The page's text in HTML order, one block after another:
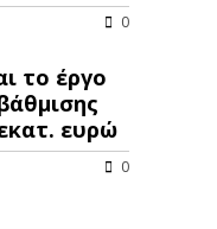
0
το έργο
ευρώ
0